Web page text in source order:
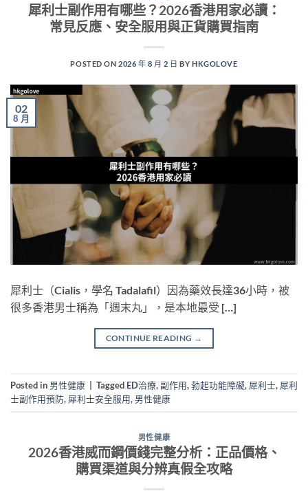
犀利士副作用有哪些？2026香港用家必讀：
常見反應、安全服用與正貨購買指南
POSTED ON2026 年 8 月 2 日 BYHKGOLOVE
02
8 月
犀利士（Cialis，學名 Tadalafil）因為藥效長達36小時，被
很多香港男士稱為「週末丸」，是本地最受 […]
CONTINUE READING →
Posted in 男性健康 Tagged ED治療,副作用,勃起功能障礙, 犀利士, 犀利
士副作用預防, 犀利士安全服用, 男性健康
男性健康
2026香港威而鋼價錢完整分析：正品價格、
購買渠道與分辨真假全攻略